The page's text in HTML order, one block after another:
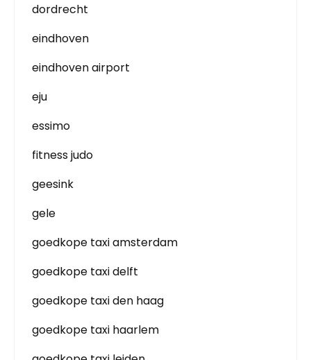
dordrecht
eindhoven
eindhoven airport
eju
essimo
fitness judo
geesink
gele
goedkope taxi amsterdam
goedkope taxi delft
goedkope taxi den haag
goedkope taxi haarlem